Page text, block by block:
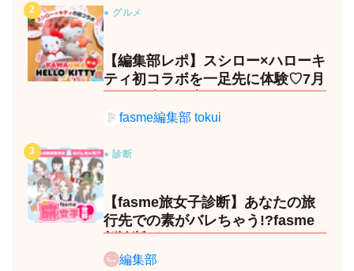
● グルメ
【編集部レポ】スシロー×ハローキ
ティ初コラボを一足先に体験♡7月
29日発売の限定メニュー＆グッズ
をレポ！
fasme編集部 tokui
● 診断
【fasme旅女子診断】あなたの旅
行先での素がバレちゃう!?fasme
新診断がスタート！
編集部